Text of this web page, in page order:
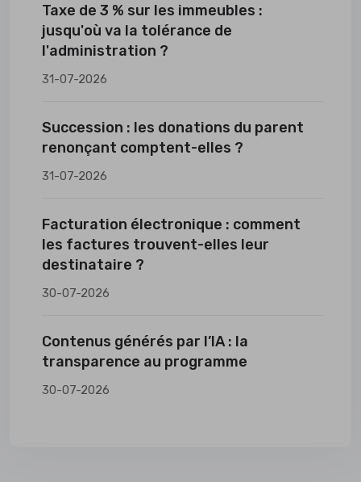
Taxe de 3 % sur les immeubles :
jusqu'où va la tolérance de
l'administration ?
31-07-2026
Succession : les donations du parent
renonçant comptent-elles ?
31-07-2026
Facturation électronique : comment
les factures trouvent-elles leur
destinataire ?
30-07-2026
Contenus générés par l’IA : la
transparence au programme
30-07-2026